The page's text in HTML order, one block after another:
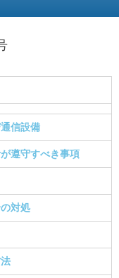
信設備
遵守すべき事項
対処